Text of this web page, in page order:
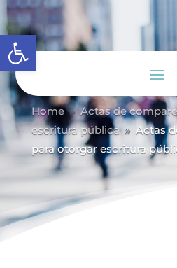
Abrir barra de herramientas
Home 9 Actas de
escritura pública
9 Actas
para otorgar escritura